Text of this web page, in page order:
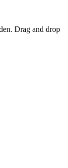
Drag and drop